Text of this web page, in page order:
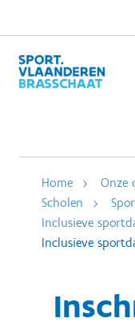
Home Onze
Scholen
Inclusieve
Inclusieve